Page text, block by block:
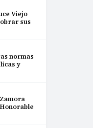
Viejo
sus
normas
y